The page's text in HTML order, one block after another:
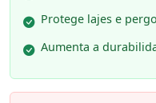
Protege lajes e
Aumenta a